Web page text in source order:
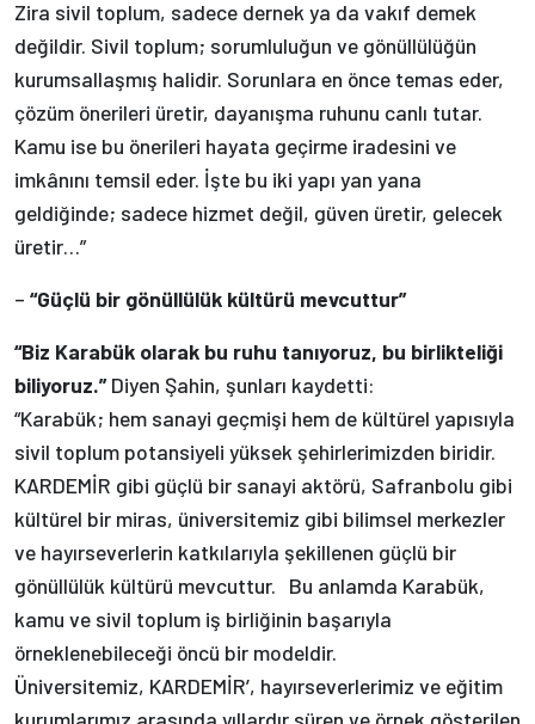
Zira sivil toplum, sadece dernek ya da vakıf demek
değildir. Sivil toplum; sorumluluğun ve gönüllülüğün
kurumsallaşmış halidir. Sorunlara en önce temas eder,
çözüm önerileri üretir, dayanışma ruhunu canlı tutar.
Kamu ise bu önerileri hayata geçirme iradesini ve
imkânını temsil eder. İşte bu iki yapı yan yana
geldiğinde; sadece hizmet değil, güven üretir, gelecek
üretir…”
– “Güçlü bir gönüllülük kültürü mevcuttur”
“Biz Karabük olarak bu ruhu tanıyoruz, bu birlikteliği
biliyoruz.”Diyen Şahin, şunları kaydetti:
“Karabük; hem sanayi geçmişi hem de kültürel yapısıyla
sivil toplum potansiyeli yüksek şehirlerimizden biridir.
KARDEMİR gibi güçlü bir sanayi aktörü, Safranbolu gibi
kültürel bir miras, üniversitemiz gibi bilimsel merkezler
ve hayırseverlerin katkılarıyla şekillenen güçlü bir
gönüllülük kültürü mevcuttur. Bu anlamda Karabük,
kamu ve sivil toplum iş birliğinin başarıyla
örneklenebileceği öncü bir modeldir.
Üniversitemiz, KARDEMİR’, hayırseverlerimiz ve eğitim